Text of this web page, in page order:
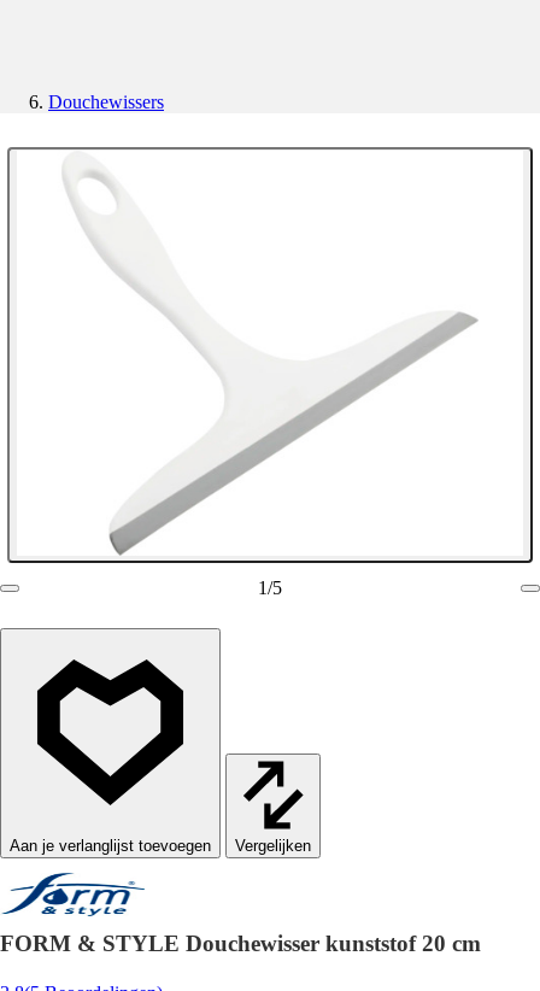
Douchewissers
1/5
Vergelijken
FORM & STYLE Douchewisser kunststof 20 cm